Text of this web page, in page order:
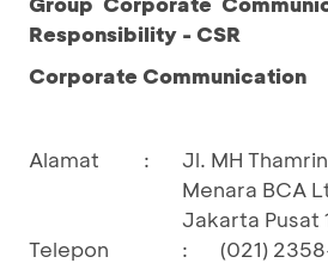
Responsibility - CSR
Corporate Communication
Alamat :
Jl. MH
Menara BCA
Jakarta Pusat
Telepon
:
(021)